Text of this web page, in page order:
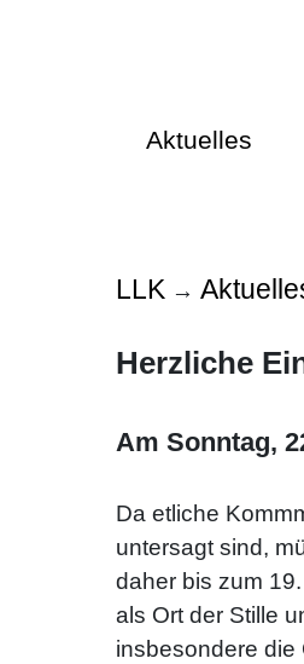
Aktuelles
LLK→
Herzliche
Am Sonntag,
Da etliche
untersagt sind,
daher bis zum
als Ort der Stille
insbesondere die